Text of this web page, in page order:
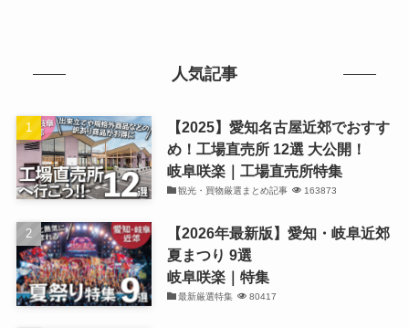
人気記事
【2025】愛知名古屋近郊でおすす
め！工場直売所 12選 大公開！
岐阜咲楽｜工場直売所特集
観光・買物厳選まとめ記事 163873
【2026年最新版】愛知・岐阜近郊
夏まつり 9選
岐阜咲楽｜特集
最新厳選特集 80417